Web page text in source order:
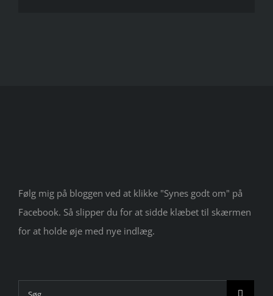
Følg mig på bloggen ved at klikke "Synes godt om" på
Facebook. Så slipper du for at sidde klæbet til skærmen
for at holde øje med nye indlæg.
Søg